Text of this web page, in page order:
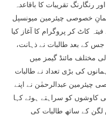
اور رنگارنگ تقریبات کا باقاعدہ
خصوصی چیئرمین میونسپل
کاٹ کر پروگرام کا آغاز کیا
جس کے بعد طالبات نے ذہانت،
مختلف مائنڈ گیمز میں
کی بڑی تعداد نے طالبات
عبدالرحمٰن نے اپنے
کاوشوں کو سراہتے ہوئے کہا
لگن کے ساتھ طالبات کی